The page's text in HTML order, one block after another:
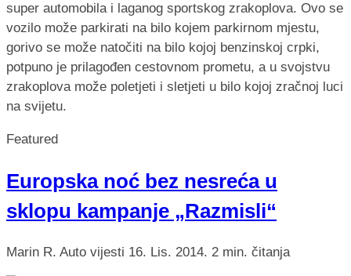
super automobila i laganog sportskog zrakoplova. Ovo se
vozilo može parkirati na bilo kojem parkirnom mjestu,
gorivo se može natočiti na bilo kojoj benzinskoj crpki,
potpuno je prilagođen cestovnom prometu, a u svojstvu
zrakoplova može poletjeti i sletjeti u bilo kojoj zračnoj luci
na svijetu.
Featured
Europska noć bez nesreća u
sklopu kampanje „Razmisli“
Marin R. Auto vijesti 16. Lis. 2014. 2 min. čitanja